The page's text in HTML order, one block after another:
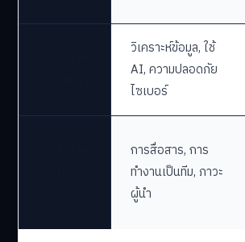
วิเคราะห์ข้อมูล, ใช้
AI, ความปลอดภัย
ไซเบอร์
การสื่อสาร, การ
ทำงานเป็นทีม, ภาวะ
ผู้นำ